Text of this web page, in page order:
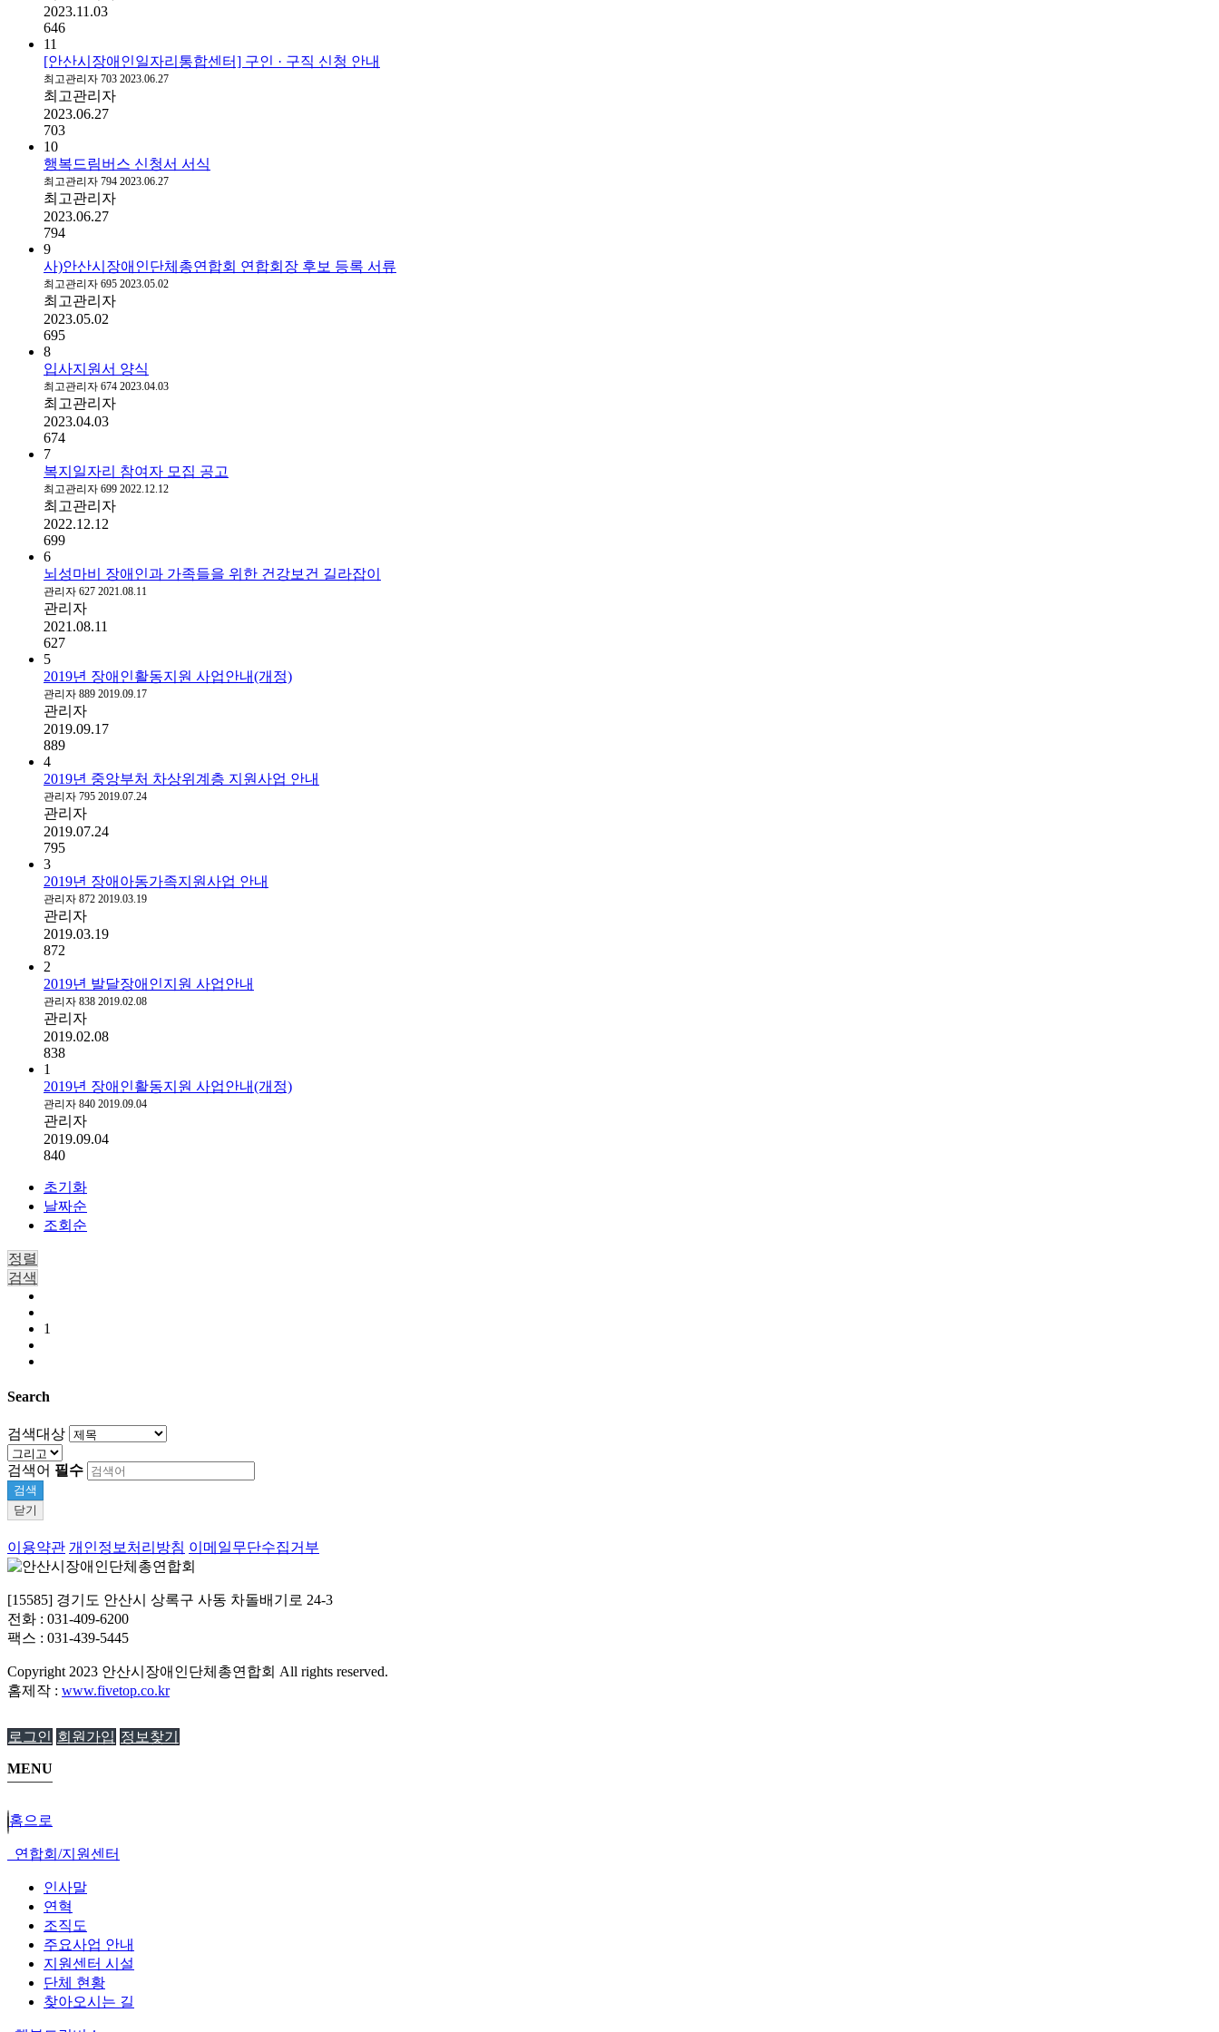
2023.11.03
646
11
[안산시장애인일자리통합센터] 구인 · 구직 신청 안내
최고관리자 703 2023.06.27
최고관리자
2023.06.27
703
10
행복드림버스 신청서 서식
최고관리자 794 2023.06.27
최고관리자
2023.06.27
794
9
사)안산시장애인단체총연합회 연합회장 후보 등록 서류
최고관리자 695 2023.05.02
최고관리자
2023.05.02
695
8
입사지원서 양식
최고관리자 674 2023.04.03
최고관리자
2023.04.03
674
7
복지일자리 참여자 모집 공고
최고관리자 699 2022.12.12
최고관리자
2022.12.12
699
6
뇌성마비 장애인과 가족들을 위한 건강보건 길라잡이
관리자 627 2021.08.11
관리자
2021.08.11
627
5
2019년 장애인활동지원 사업안내(개정)
관리자 889 2019.09.17
관리자
2019.09.17
889
4
2019년 중앙부처 차상위계층 지원사업 안내
관리자 795 2019.07.24
관리자
2019.07.24
795
3
2019년 장애아동가족지원사업 안내
관리자 872 2019.03.19
관리자
2019.03.19
872
2
2019년 발달장애인지원 사업안내
관리자 838 2019.02.08
관리자
2019.02.08
838
1
2019년 장애인활동지원 사업안내(개정)
관리자 840 2019.09.04
관리자
2019.09.04
840
초기화
날짜순
조회순
정렬
검색
1
Search
검색대상
검색어 필수
검색
닫기
이용약관 개인정보처리방침 이메일무단수집거부
[15585] 경기도 안산시 상록구 사동 차돌배기로 24-3
전화 : 031-409-6200
팩스 : 031-439-5445
Copyright 2023 안산시장애인단체총연합회 All rights reserved.
홈제작 : www.fivetop.co.kr
로그인 회원가입 정보찾기
MENU
홈으로
연합회/지원센터
인사말
연혁
조직도
주요사업 안내
지원센터 시설
단체 현황
찾아오시는 길